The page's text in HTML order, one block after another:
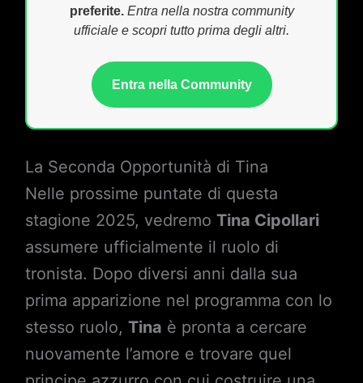
preferite. Entra nella nostra community
ufficiale e scopri tutto prima degli altri.
Entra nella Community
La Seconda Opportunità di Tina
Nelle prossime puntate di questa
stagione 2025, vedremo Tina Cipollari
assumere ufficialmente il ruolo di
tronista. Dopo diversi anni dalla sua
prima apparizione nel programma con lo
stesso ruolo, Tina è pronta a cercare
nuovamente l’amore e trovare quel